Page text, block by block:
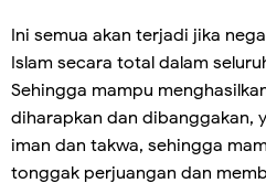
Ini semua akan terjadi jika
Islam secara total dalam
Sehingga mampu
diharapkan dan dibanggakan,
iman dan takwa, sehingga
tonggak perjuangan dan